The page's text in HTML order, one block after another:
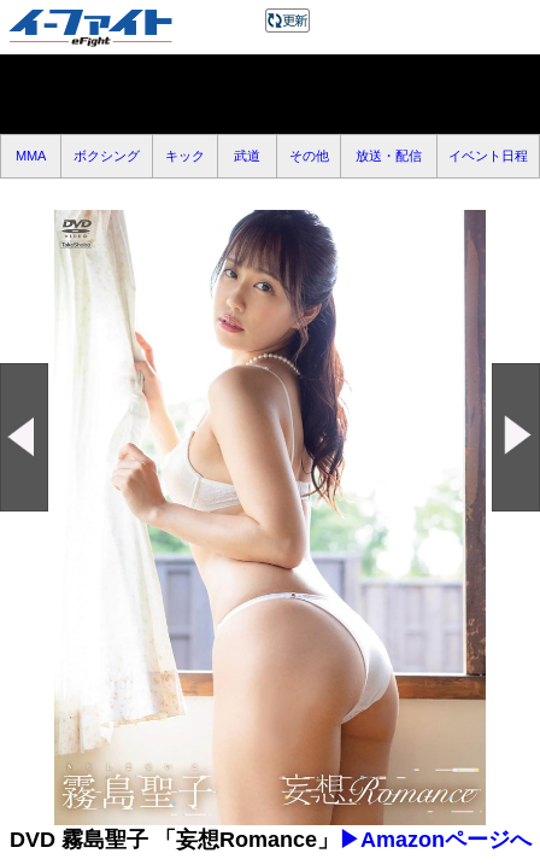
MMA ボクシング キック 武道 その他 放送・配信 イベント日程
DVD 霧島聖子 「妄想Romance」 ▶︎Amazonページへ